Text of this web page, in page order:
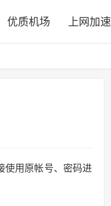
优质机场 上网加速
使用原帐号、密码进